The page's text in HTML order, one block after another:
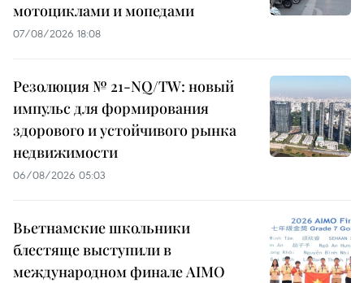
мотоциклами и мопедами
07/08/2026 18:08
Резолюция № 21-NQ/TW: новый
импульс для формирования
здорового и устойчивого рынка
недвижимости
06/08/2026 05:03
Вьетнамские школьники
блестяще выступили в
международном финале AIMO